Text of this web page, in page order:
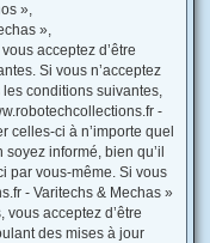
»,
»,
acceptez d’être
Si vous n’acceptez
conditions suivantes,
-
celles-ci à n’importe quel
informé, bien qu’il
par vous-même. Si vous
- Varitechs & Mechas »
acceptez d’être
des mises à jour